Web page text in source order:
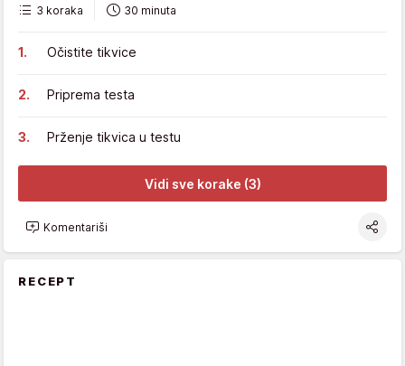
3 koraka 30 minuta
Očistite tikvice
Priprema testa
Prženje tikvica u testu
Vidi sve korake (3)
Komentariši
RECEPT